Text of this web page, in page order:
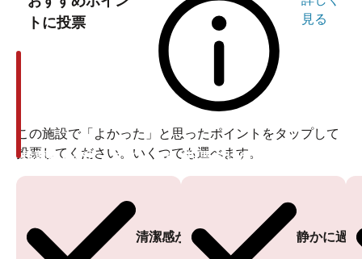
トに投票
見る
この施設で「よかった」と思ったポイントをタップして
投票してください。いくつでも選べます。
清潔感がある
投票ありがとうございます
静かに過
投票ありがとうございます